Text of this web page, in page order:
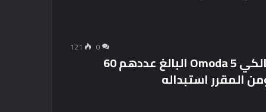
0
121
اتصلت شركة Chery Malaysia بجميع مالكي Omoda 5 البالغ عددهم 60
المقرر استبداله